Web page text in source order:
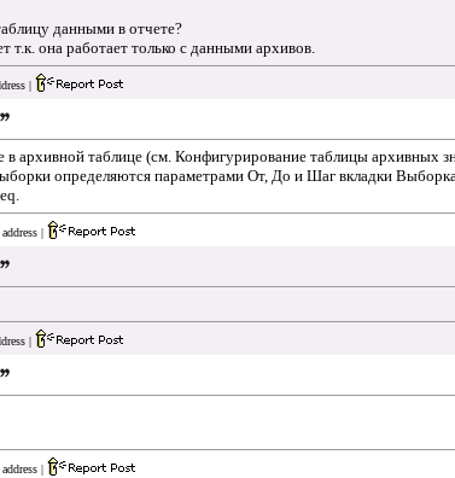
данными в отчете?
т.к. она работает только с данными архивов.
|
таблице (см. Конфигурирование таблицы архивных
определяются параметрами От, До и Шаг вкладки
|
|
|